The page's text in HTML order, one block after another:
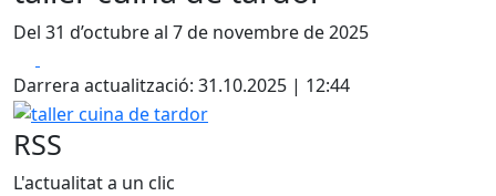
Del 31 d’octubre al 7 de novembre de 2025
Darrera actualització: 31.10.2025 | 12:44
taller cuina de tardor
RSS
L'actualitat a un clic